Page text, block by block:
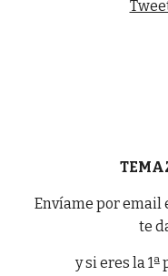
Envíame por email
te
y si eres la